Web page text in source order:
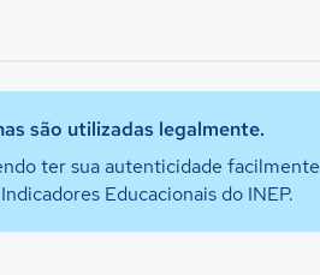
são utilizadas legalmente.
ter sua autenticidade facilmente
Educacionais do INEP.